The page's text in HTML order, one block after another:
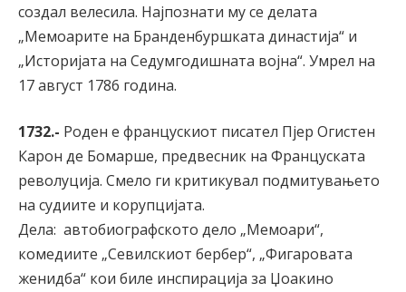
создал велесила. Најпознати му се делата
„Мемоарите на Бранденбуршката династија“ и
„Историјата на Седумгодишната војна“. Умрел на
17 август 1786 година.
1732.- Роден е францускиот писател Пјер Огистен
Карон де Бомарше, предвесник на Француската
револуција. Смело ги критикувал подмитувањето
на судиите и корупцијата.
Дела: автобиографското дело „Мемоари“,
комедиите „Севилскиот бербер“, „Фигаровата
женидба“ кои биле инспирација за Џоакино